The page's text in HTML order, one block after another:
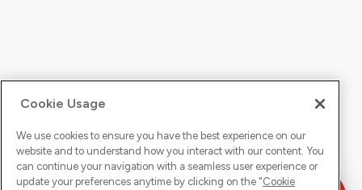
Cookie Usage
We use cookies to ensure you have the best experience on our
website and to understand how you interact with our content. You
can continue your navigation with a seamless user experience or
update your preferences anytime by clicking on the "Cookie